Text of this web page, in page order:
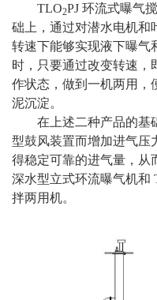
TLO2PJ 环流式曝气
础上，通过对潜水电机和
转速下能够实现液下曝气
时，只要通过改变转速，
作状态，做到一机两用，
泥沉淀。
在上述二种产品的基
型鼓风装置而增加进气压
得稳定可靠的进气量，从
深水型立式环流曝气机和
拌两用机。